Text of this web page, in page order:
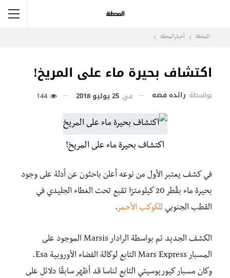
المحطة أخبار المحطة
اكتشاف بحيرة ماء على المريخ!
بواسطة رائده فضه في 25 يوليو 2018 144
اكتشاف بحيرة ماء على المريخ!
في كشف يعتبر الأول من نوعه أعلن باحثون عن أدلة على وجود
بحيرة ماء بقُطر 20 كيلومترًا تقبع تحت الغطاء الجليدي في
القطب الجنوبي للكوكب الأحمر.
الكشف الجديد تم بواسطة الرادار Marsis الموجود على
المسبار Mars Express التابع لوكالة الفضاء الأوروبية Esa.
وكان مسبار كيوريوسيتي التابع لناسا قد أظهر سابقًا دلائل على